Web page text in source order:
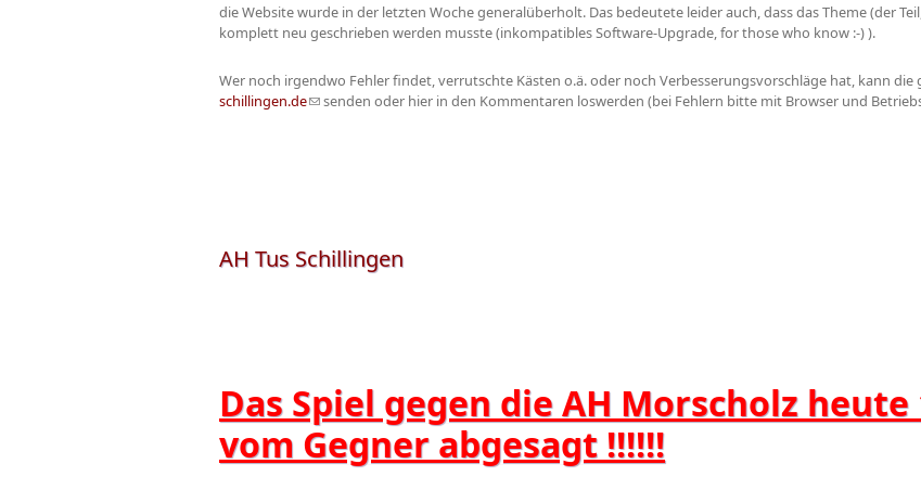
die Website wurde in der letzten Woche generalüberholt. Das bedeutete leider auch, dass das Theme (der
komplett neu geschrieben werden musste (inkompatibles Software-Upgrade, for those who know :-) ).
Wer noch irgendwo Fehler findet, verrutschte Kästen o.ä. oder noch Verbesserungsvorschläge hat, kann die
schillingen.de(Link sendet E-Mail)
senden oder hier in den Kommentaren loswerden (bei Fehlern bitte mit Browser und
AH Tus Schillingen
Das Spiel gegen die AH Morscholz
vom Gegner abgesagt !!!!!!